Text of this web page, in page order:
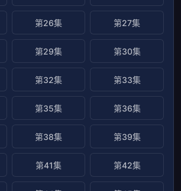
第26集 第27集
第29集 第30集
第32集 第33集
第35集 第36集
第38集 第39集
第41集 第42集